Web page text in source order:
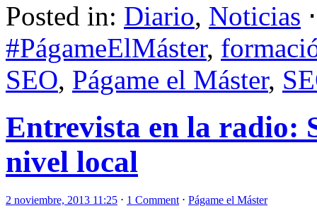
Posted in: Diario, Noticias
#PágameElMáster,
SEO, Págame el Máster,
Entrevista en la radio:
nivel local
2 noviembre, 2013 11:25 ⋅ 1 Comment ⋅ Págame el Máster